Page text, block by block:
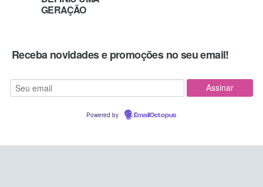
GERAÇÃO
Receba novidades e promoções no seu email!
Powered by EmailOctopus